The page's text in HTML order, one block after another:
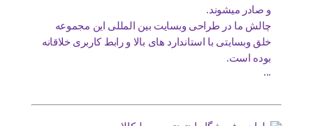
و صادر میشوند.
چالش ما در طراحی وبسایت بین المللی این مجموعه
خلق وبسایتی با استاندارد های بالا و رابط کاربری خلاقانه
بوده است.
...